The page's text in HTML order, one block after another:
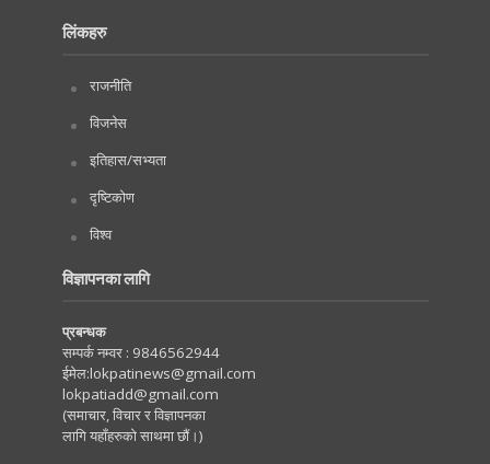
लिंकहरु
राजनीति
विजनेस
इतिहास/सभ्यता
दृष्टिकोण
विश्व
विज्ञापनका लागि
प्रबन्धक
सम्पर्क नम्वर : 9846562944
ईमेल:lokpatinews@gmail.com
lokpatiadd@gmail.com
(समाचार, विचार र विज्ञापनका
लागि यहाँहरुको साथमा छौं।)